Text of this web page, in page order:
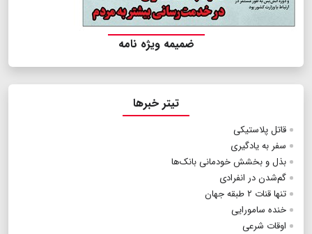
ضمیمه ویژه نامه
تیتر خبرها
قاتل پلاستیکی
سفر به یادگیری
بذل و بخشش خودمانی بانک‌ها
گم‌شدن در انفرادی
تنها قنات ۲ طبقه جهان
خنده سامورایی
اوقات شرعی